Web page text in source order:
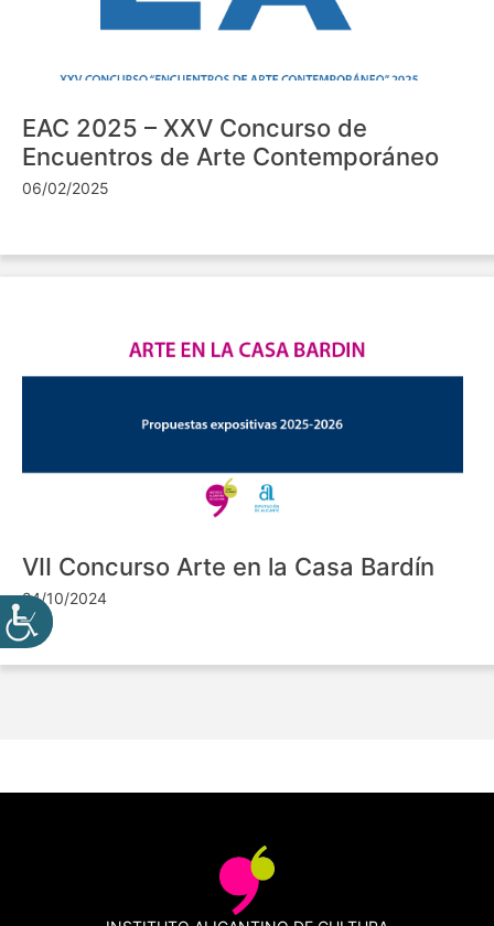
EAC 2025 – XXV Concurso de
Encuentros de Arte Contemporáneo
06/02/2025
VII Concurso Arte en la Casa Bardín
24/10/2024